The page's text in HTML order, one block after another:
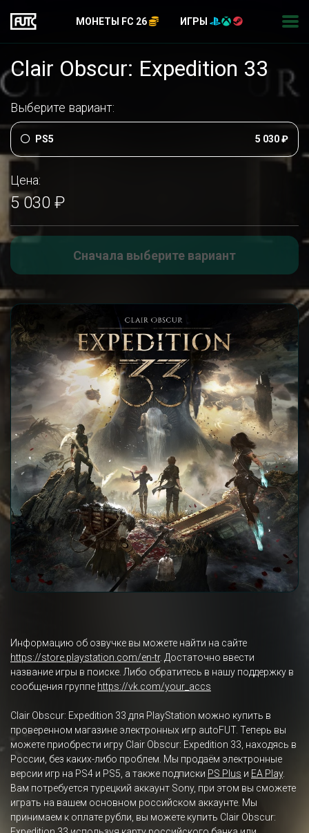
МОНЕТЫ FC 26 ИГРЫ
Clair Obscur: Expedition 33
Выберите вариант:
PS5 5 030 ₽
Цена:
5 030 ₽
Сначала выберите вариант
Информацию об озвучке вы можете найти на сайте
https://store.playstation.com/en-tr. Достаточно ввести
название игры в поиске. Либо обратитесь в нашу поддержку в
сообщения группе https://vk.com/your_accs
Clair Obscur: Expedition 33 для PlayStation можно купить в
проверенном магазине электронных игр autoFUT. Теперь вы
можете приобрести игру Clair Obscur: Expedition 33, находясь в
России, без каких-либо проблем. Мы продаём электронные
версии игр на PS4 и PS5, а также подписки PS Plus и EA Play.
Вам потребуется турецкий аккаунт Sony, при этом вы сможете
играть на вашем основном российском аккаунте. Мы
принимаем к оплате рубли, вы можете купить Clair Obscur: